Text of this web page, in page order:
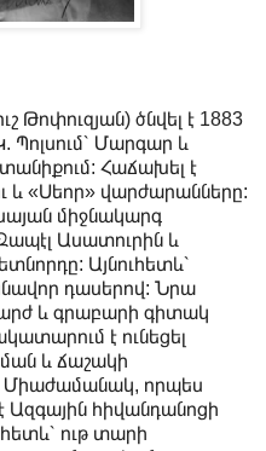
Թոփուզյան) ծնվել է 1883
Մարգար և
Հաճախել է
և «Սեոր» վարժարանները:
միջնակարգ
Ասատուրին և
Այնուհետև՝
դասերով: Նրա
և գրաբարի գիտակ
է ունեցել
և ճաշակի
Միաժամանակ, որպես
Ազգային հիվանդանոցի
ութ տարի